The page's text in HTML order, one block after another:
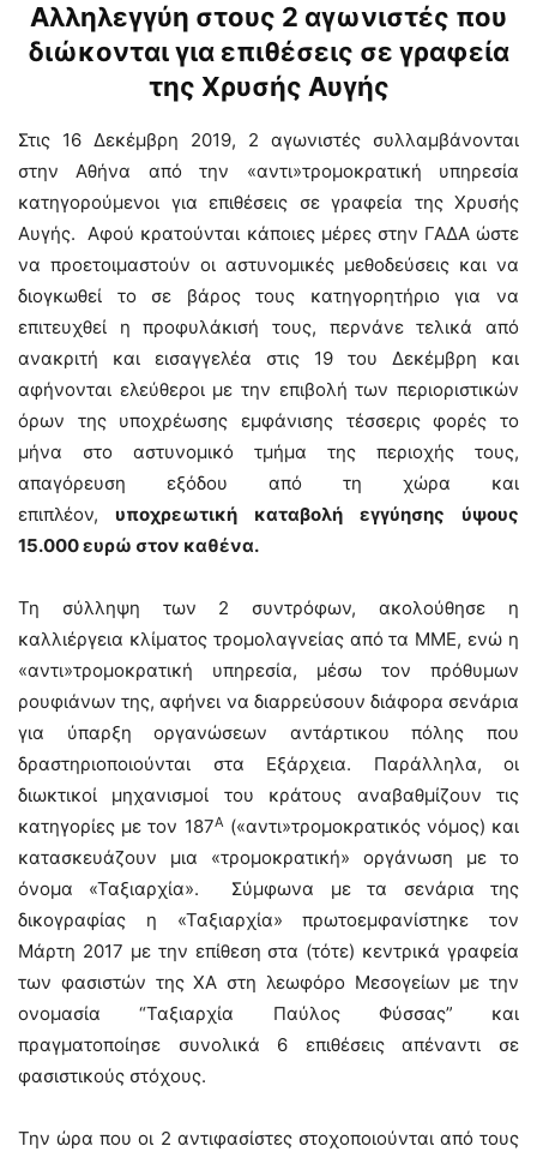
Αλληλεγγύη στους 2 αγωνιστές που
διώκονται για επιθέσεις σε γραφεία
της Χρυσής Αυγής
Στις 16 Δεκέμβρη 2019, 2 αγωνιστές συλλαμβάνονται
στην Αθήνα από την «αντι»τρομοκρατική υπηρεσία
κατηγορούμενοι για επιθέσεις σε γραφεία της Χρυσής
Αυγής. Αφού κρατούνται κάποιες μέρες στην ΓΑΔΑ ώστε
να προετοιμαστούν οι αστυνομικές μεθοδεύσεις και να
διογκωθεί το σε βάρος τους κατηγορητήριο για να
επιτευχθεί η προφυλάκισή τους, περνάνε τελικά από
ανακριτή και εισαγγελέα στις 19 του Δεκέμβρη και
αφήνονται ελεύθεροι με την επιβολή των περιοριστικών
όρων της υποχρέωσης εμφάνισης τέσσερις φορές το
μήνα στο αστυνομικό τμήμα της περιοχής τους,
απαγόρευση εξόδου από τη χώρα και
επιπλέον, υποχρεωτική καταβολή εγγύησης ύψους
15.000 ευρώ στον καθένα.
Τη σύλληψη των 2 συντρόφων, ακολούθησε η
καλλιέργεια κλίματος τρομολαγνείας από τα ΜΜΕ, ενώ η
«αντι»τρομοκρατική υπηρεσία, μέσω τον πρόθυμων
ρουφιάνων της, αφήνει να διαρρεύσουν διάφορα σενάρια
για ύπαρξη οργανώσεων αντάρτικου πόλης που
δραστηριοποιούνται στα Εξάρχεια. Παράλληλα, οι
διωκτικοί μηχανισμοί του κράτους αναβαθμίζουν τις
κατηγορίες με τον 187Α(«αντι»τρομοκρατικός νόμος) και
κατασκευάζουν μια «τρομοκρατική» οργάνωση με το
όνομα «Ταξιαρχία». Σύμφωνα με τα σενάρια της
δικογραφίας η «Ταξιαρχία» πρωτοεμφανίστηκε τον
Μάρτη 2017 με την επίθεση στα (τότε) κεντρικά γραφεία
των φασιστών της ΧΑ στη λεωφόρο Μεσογείων με την
ονομασία “Ταξιαρχία Παύλος Φύσσας” και
πραγματοποίησε συνολικά 6 επιθέσεις απέναντι σε
φασιστικούς στόχους.
Την ώρα που οι 2 αντιφασίστες στοχοποιούνται από τους